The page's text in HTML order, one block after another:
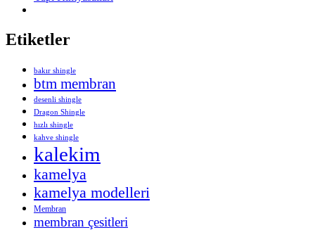
Etiketler
bakır shingle
btm membran
desenli shingle
Dragon Shingle
hızlı shingle
kahve shingle
kalekim
kamelya
kamelya modelleri
Membran
membran çesitleri